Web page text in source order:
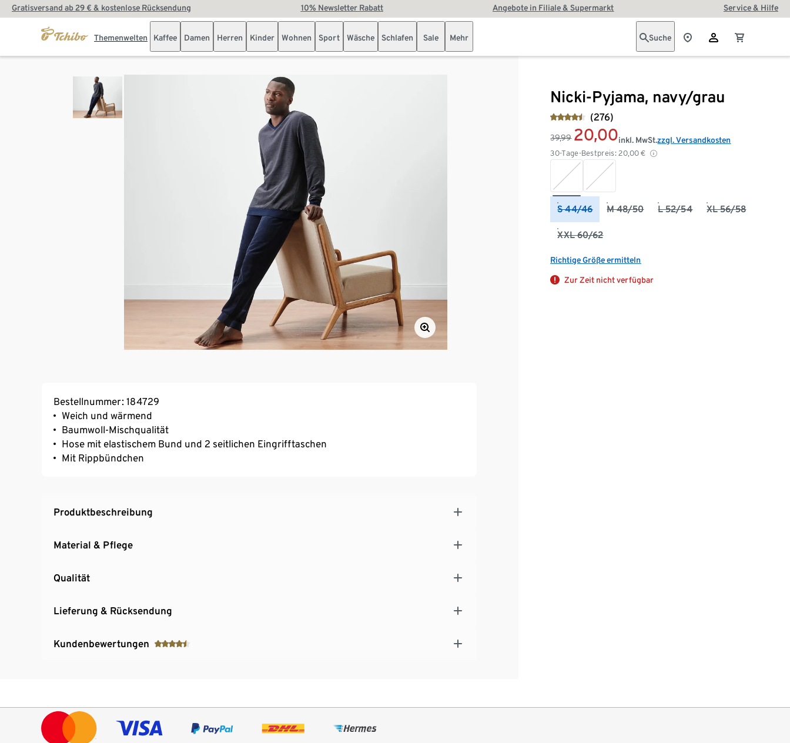
Gratisversand ab 29 € & kostenlose Rücksendung 10% Newsletter Rabatt Angebote in Filiale & Supermarkt Service & Hilfe
Themenwelten Kaffee Damen Herren Kinder Wohnen Sport Wäsche Schlafen Sale Mehr Suche
Nicki-Pyjama, navy/grau
(276)
39,99 20,00
30-Tage-Bestpreis: 20,00 €
inkl. MwSt.zzgl. Versandkosten
S 44/46 M 48/50 L 52/54 XL 56/58
XXL 60/62
Richtige Größe ermitteln
Zur Zeit nicht verfügbar
Bestellnummer: 184729
Weich und wärmend
Baumwoll-Mischqualität
Hose mit elastischem Bund und 2 seitlichen Eingrifftaschen
Mit Rippbündchen
Produktbeschreibung
Material & Pflege
Qualität
Lieferung & Rücksendung
Kundenbewertungen